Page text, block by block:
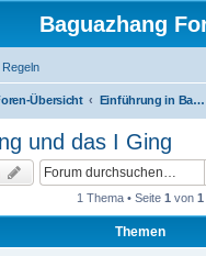
Baguazhang
Regeln
Übersicht Einführung in Baguazhang
und das I Ging
1 Thema • Seite 1 von 1
Themen